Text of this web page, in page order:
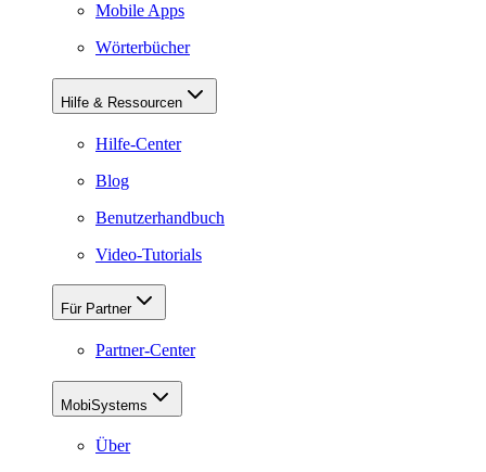
Mobile Apps
Wörterbücher
Hilfe & Ressourcen
Hilfe-Center
Blog
Benutzerhandbuch
Video-Tutorials
Für Partner
Partner-Center
MobiSystems
Über